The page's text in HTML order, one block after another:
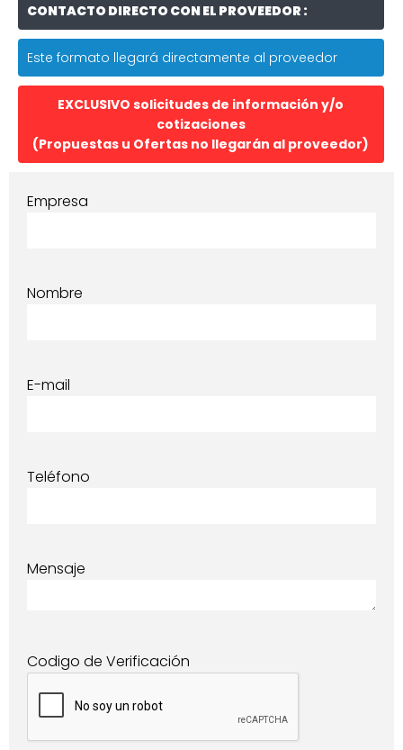
CONTACTO DIRECTO CON EL PROVEEDOR :
Este formato llegará directamente al proveedor
EXCLUSIVO solicitudes de información y/o
cotizaciones
(Propuestas u Ofertas no llegarán al proveedor)
Empresa
Nombre
E-mail
Teléfono
Mensaje
Codigo de Verificación